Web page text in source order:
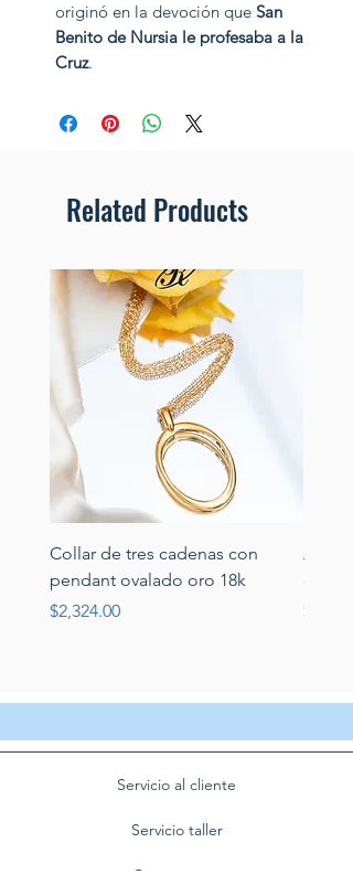
originó en la devoción que San
Benito de Nursia le profesaba a la
Cruz.
Related Products
Collar de tres cadenas con
pendant ovalado oro 18k
Price
$2,324.00
Price
$389.00
Servicio al cliente
Servicio taller
Contactenos